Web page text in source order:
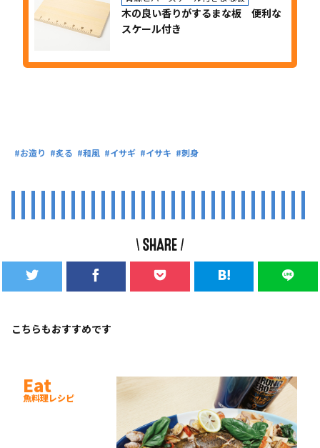
木の良い香りがするまな板 便利な
スケール付き
お造り 炙る 和風 イサギ イサキ 刺身
こちらもおすすめです
Eat
魚料理レシピ